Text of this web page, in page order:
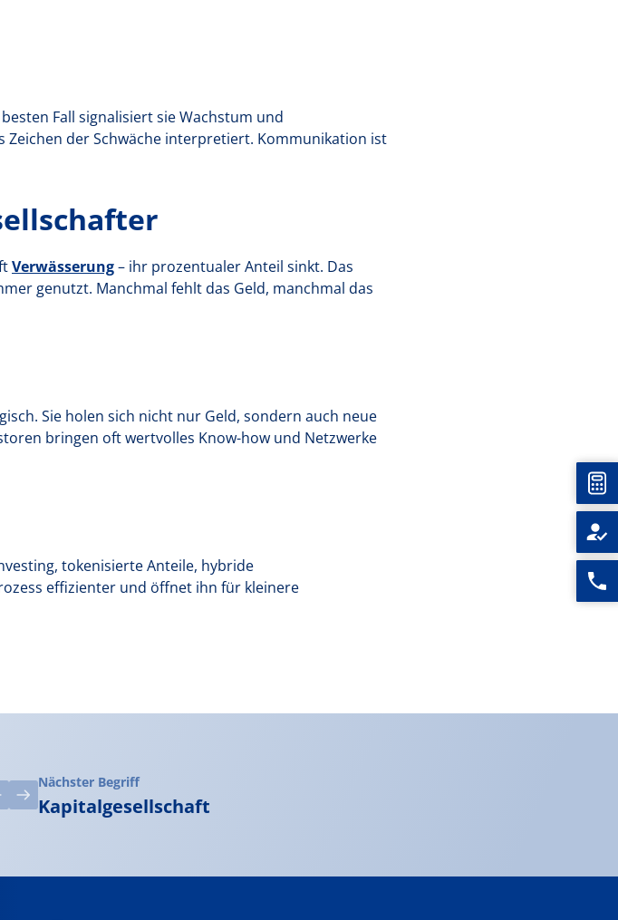
Fall signalisiert sie Wachstum und
der Schwäche interpretiert. Kommunikation ist
Verwässerung– ihr prozentualer Anteil sinkt. Das
genutzt. Manchmal fehlt das Geld, manchmal das
Sie holen sich nicht nur Geld, sondern auch neue
bringen oft wertvolles Know-how und Netzwerke
tokenisierte Anteile, hybride
effizienter und öffnet ihn für kleinere
Nächster Begriff
Kapitalgesellschaft